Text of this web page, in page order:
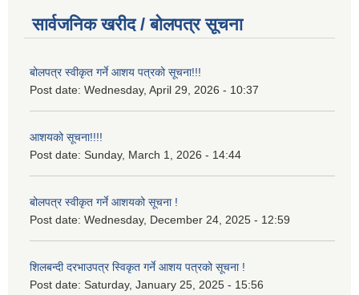
सार्वजनिक खरीद / बोलपत्र सूचना
बोलपत्र स्वीकृत गर्ने आशय पत्रको सूचना!!!
Post date: Wednesday, April 29, 2026 - 10:37
आशयको सूचना!!!!
Post date: Sunday, March 1, 2026 - 14:44
बोलपत्र स्वीकृत गर्ने आशयको सूचना !
Post date: Wednesday, December 24, 2025 - 12:59
शिलबन्दी दरभाउपत्र स्विकृत गर्ने आशय पत्रको सूचना !
Post date: Saturday, January 25, 2025 - 15:56